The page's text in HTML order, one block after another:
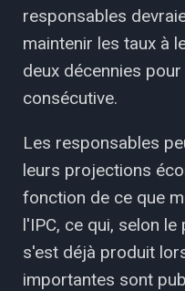
responsables
maintenir les taux à
deux décennies
consécutive.
Les responsables
leurs projections
fonction de ce que
l'IPC, ce qui, selon
s'est déjà produit
importantes sont